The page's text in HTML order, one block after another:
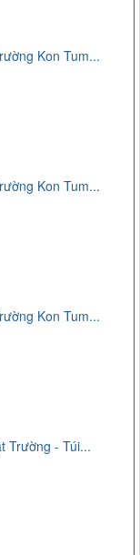
Kon Tum...
Kon Tum...
Kon Tum...
Trường - Túi...